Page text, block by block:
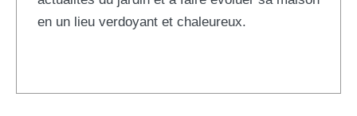
en un lieu verdoyant et chaleureux.